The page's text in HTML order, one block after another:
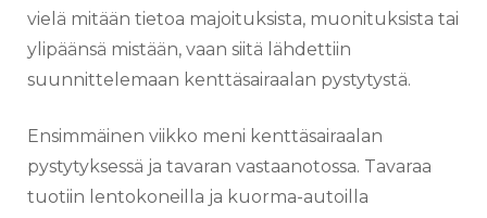
vielä mitään tietoa majoituksista, muonituksista tai
ylipäänsä mistään, vaan siitä lähdettiin
suunnittelemaan kenttäsairaalan pystytystä.
Ensimmäinen viikko meni kenttäsairaalan
pystytyksessä ja tavaran vastaanotossa. Tavaraa
tuotiin lentokoneilla ja kuorma-autoilla